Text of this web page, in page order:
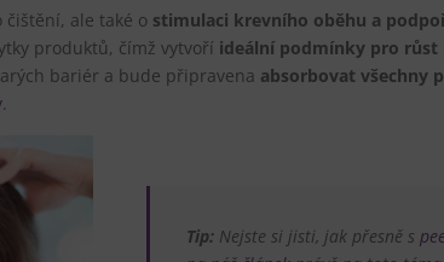
ale také o stimulaci krevního oběhu a
produktů, čímž vytvoří ideální podmínky pro růst
bariér a bude připravena absorbovat všechny
.
Tip: Nejste si jisti, jak přesně s